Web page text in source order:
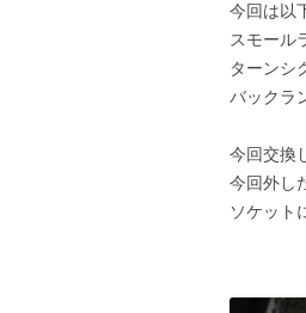
今回は以
スモール
ターン
バックラ
今回交換
今回外し
ソケット